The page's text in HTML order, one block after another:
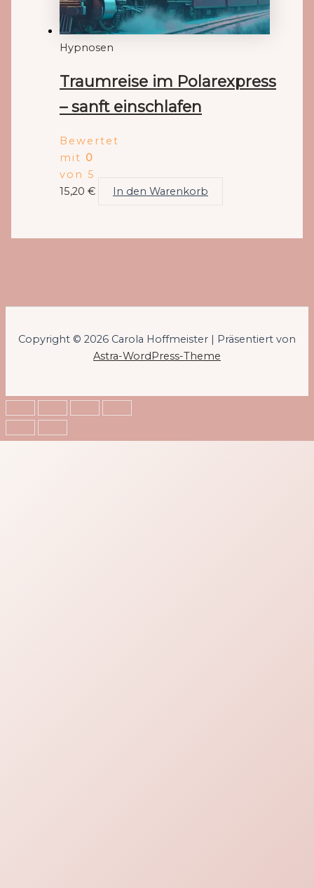
Hypnosen
Traumreise im Polarexpress
– sanft einschlafen
Bewertet
mit 0
von 5
15,20€ In den Warenkorb
Copyright © 2026 Carola Hoffmeister | Präsentiert von
Astra-WordPress-Theme